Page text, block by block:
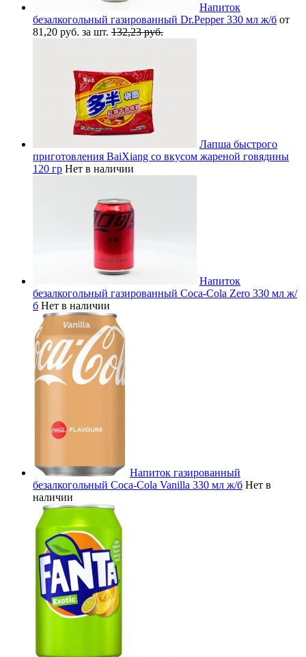
Напиток
безалкогольный газированный Dr.Pepper 330 мл ж/б от
81,20 руб. за шт. 132,23 руб.
Лапша быстрого
приготовления BaiXiang со вкусом жареной говядины
120 гр Нет в наличии
Напиток
безалкогольный газированный Coca-Cola Zero 330 мл ж/
б Нет в наличии
Напиток газированный
безалкогольный Coca-Cola Vanilla 330 мл ж/б Нет в
наличии